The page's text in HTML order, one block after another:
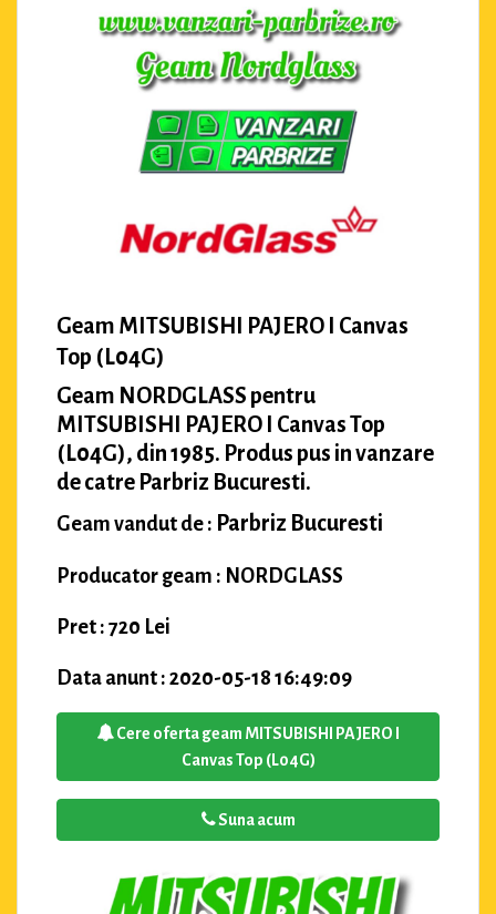
Geam MITSUBISHI PAJERO I Canvas
Top (L04G)
Geam NORDGLASS pentru
MITSUBISHI PAJERO I Canvas Top
(L04G), din 1985. Produs pus in vanzare
de catre Parbriz Bucuresti.
Geam vandut de : Parbriz Bucuresti
Producator geam : NORDGLASS
Pret : 720 Lei
Data anunt : 2020-05-18 16:49:09
Cere oferta geam MITSUBISHI PAJERO I
Canvas Top (L04G)
Suna acum